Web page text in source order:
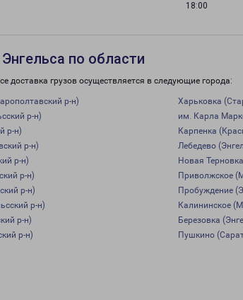
18:00
по области
доставка грузов осуществляется в следующие города:
р-н) Харьковка
р-н)
им. Карла
р-н)
Карпенка
р-н)
Лебедево
р-н)
Новая
р-н)
Приволжское
р-н)
Пробуждение
р-н)
Калининское
р-н)
Березовка
р-н)
Пушкино